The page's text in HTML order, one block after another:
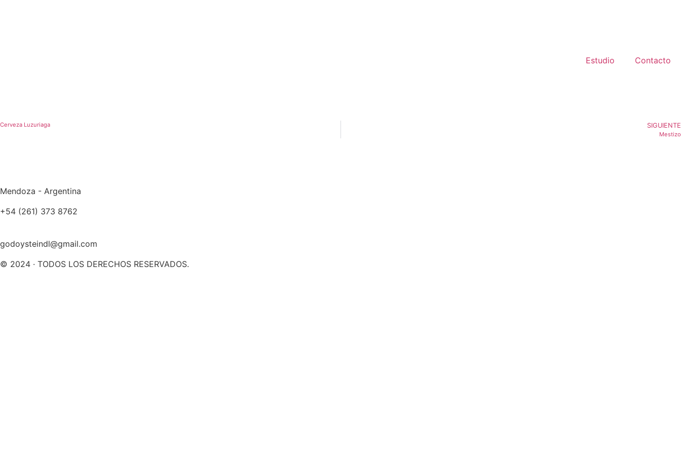
Estudio Contacto
Cerveza Luzuriaga SIGUIENTE
Mestizo
Mendoza - Argentina
+54 (261) 373 8762
godoysteindl@gmail.com
© 2024 · TODOS LOS DERECHOS RESERVADOS.